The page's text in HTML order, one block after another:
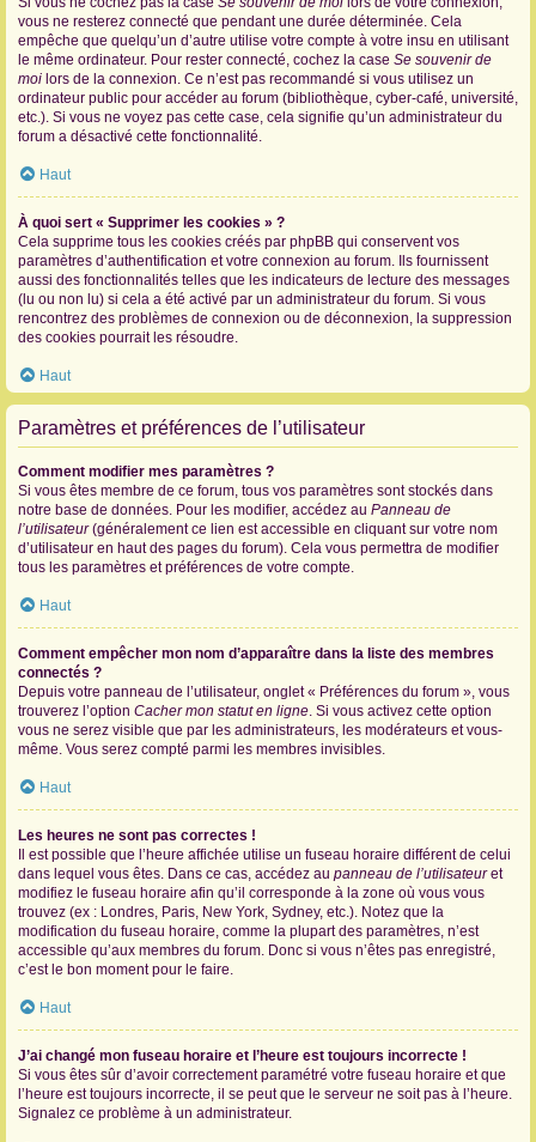
vous ne resterez connecté que pendant une durée déterminée. Cela
empêche que quelqu’un d’autre utilise votre compte à votre insu en utilisant
le même ordinateur. Pour rester connecté, cochez la case Se souvenir de
moi lors de la connexion. Ce n’est pas recommandé si vous utilisez un
ordinateur public pour accéder au forum (bibliothèque, cyber-café, université,
etc.). Si vous ne voyez pas cette case, cela signifie qu’un administrateur du
forum a désactivé cette fonctionnalité.
Haut
À quoi sert « Supprimer les cookies » ?
Cela supprime tous les cookies créés par phpBB qui conservent vos
paramètres d’authentification et votre connexion au forum. Ils fournissent
aussi des fonctionnalités telles que les indicateurs de lecture des messages
(lu ou non lu) si cela a été activé par un administrateur du forum. Si vous
rencontrez des problèmes de connexion ou de déconnexion, la suppression
des cookies pourrait les résoudre.
Haut
Paramètres et préférences de l’utilisateur
Comment modifier mes paramètres ?
Si vous êtes membre de ce forum, tous vos paramètres sont stockés dans
notre base de données. Pour les modifier, accédez au Panneau de
l’utilisateur(généralement ce lien est accessible en cliquant sur votre nom
d’utilisateur en haut des pages du forum). Cela vous permettra de modifier
tous les paramètres et préférences de votre compte.
Haut
Comment empêcher mon nom d’apparaître dans la liste des membres
connectés ?
Depuis votre panneau de l’utilisateur, onglet « Préférences du forum », vous
trouverez l’option Cacher mon statut en ligne. Si vous activez cette option
vous ne serez visible que par les administrateurs, les modérateurs et vous-
même. Vous serez compté parmi les membres invisibles.
Haut
Les heures ne sont pas correctes !
Il est possible que l’heure affichée utilise un fuseau horaire différent de celui
dans lequel vous êtes. Dans ce cas, accédez au panneau de l’utilisateuret
modifiez le fuseau horaire afin qu’il corresponde à la zone où vous vous
trouvez (ex : Londres, Paris, New York, Sydney, etc.). Notez que la
modification du fuseau horaire, comme la plupart des paramètres, n’est
accessible qu’aux membres du forum. Donc si vous n’êtes pas enregistré,
c’est le bon moment pour le faire.
Haut
J’ai changé mon fuseau horaire et l’heure est toujours incorrecte !
Si vous êtes sûr d’avoir correctement paramétré votre fuseau horaire et que
l’heure est toujours incorrecte, il se peut que le serveur ne soit pas à l’heure.
Signalez ce problème à un administrateur.